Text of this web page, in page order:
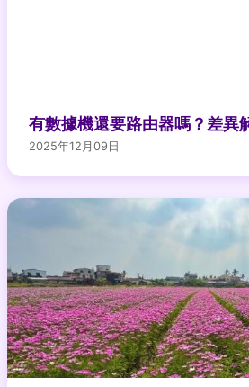
有數據機還要路由器嗎？差異
2025年12月09日